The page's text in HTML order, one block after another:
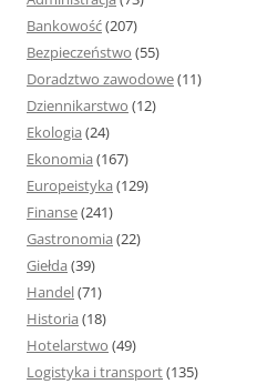
Bankowość(207)
Bezpieczeństwo (55)
Doradztwo zawodowe(11)
Dziennikarstwo (12)
Ekologia (24)
Ekonomia (167)
Europeistyka (129)
Finanse(241)
Gastronomia (22)
Giełda (39)
Handel(71)
Historia (18)
Hotelarstwo (49)
Logistyka i transport(135)